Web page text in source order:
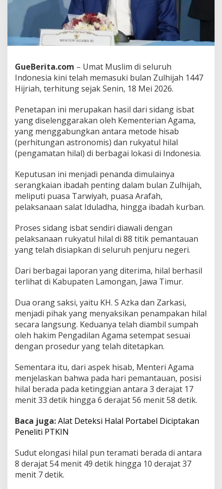
i
R
u
k
y
u
l
H
i
a
l
,
W
a
k
u
T
e
p
a
T
i
n
g
a
t
a
n
I
b
a
d
h
J
e
l
a
g
l
a
GueBerita.com – Umat Muslim di seluruh
Indonesia kini telah memasuki bulan Zulhijah 1447
Hijriah, terhitung sejak Senin, 18 Mei 2026.
Penetapan ini merupakan hasil dari sidang isbat
yang diselenggarakan oleh Kementerian Agama,
yang menggabungkan antara metode hisab
(perhitungan astronomis) dan rukyatul hilal
(pengamatan hilal) di berbagai lokasi di Indonesia.
Keputusan ini menjadi penanda dimulainya
serangkaian ibadah penting dalam bulan Zulhijah,
meliputi puasa Tarwiyah, puasa Arafah,
pelaksanaan salat Iduladha, hingga ibadah kurban.
Proses sidang isbat sendiri diawali dengan
pelaksanaan rukyatul hilal di 88 titik pemantauan
yang telah disiapkan di seluruh penjuru negeri.
Dari berbagai laporan yang diterima, hilal berhasil
terlihat di Kabupaten Lamongan, Jawa Timur.
Dua orang saksi, yaitu KH. S Azka dan Zarkasi,
menjadi pihak yang menyaksikan penampakan hilal
secara langsung. Keduanya telah diambil sumpah
oleh hakim Pengadilan Agama setempat sesuai
dengan prosedur yang telah ditetapkan.
Sementara itu, dari aspek hisab, Menteri Agama
menjelaskan bahwa pada hari pemantauan, posisi
hilal berada pada ketinggian antara 3 derajat 17
menit 33 detik hingga 6 derajat 56 menit 58 detik.
Baca juga:Alat Deteksi Halal Portabel Diciptakan
Peneliti PTKIN
Sudut elongasi hilal pun teramati berada di antara
8 derajat 54 menit 49 detik hingga 10 derajat 37
menit 7 detik.